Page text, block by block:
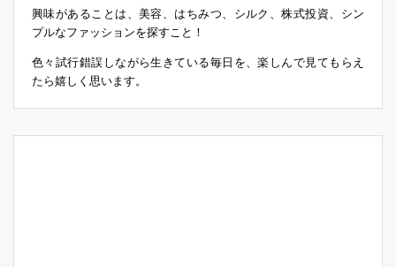
興味があることは、美容、はちみつ、シルク、株式投資、シン
プルなファッションを探すこと！
色々試行錯誤しながら生きている毎日を、楽しんで見てもらえ
たら嬉しく思います。